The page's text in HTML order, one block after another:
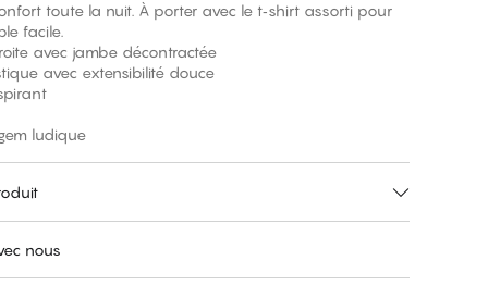
toute la nuit. À porter avec le t‑shirt assorti pour
facile.
avec jambe décontractée
avec extensibilité douce
ludique
nous